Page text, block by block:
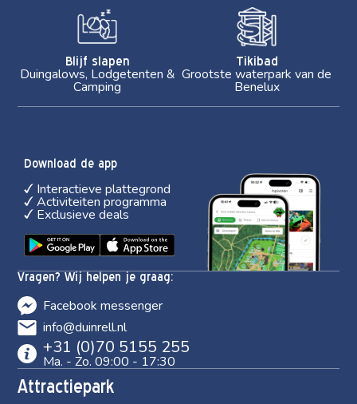
Blijf slapen
Duingalows, Lodgetenten &
Camping
Tikibad
Grootste waterpark van de
Benelux
Vragen? Wij helpen je graag:
Facebook messenger
info@duinrell.nl
+31 (0)70 5155 255
Ma. - Zo. 09:00 - 17:30
Download de app
Interactieve plattegrond
Activiteiten programma
Exclusieve deals
Attractiepark